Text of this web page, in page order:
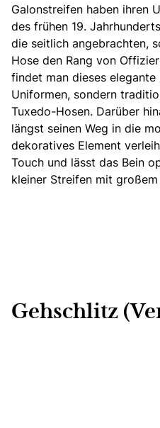
Galonstreifen haben ihren
des frühen 19.
die seitlich angebrachten,
Hose den Rang von
findet man dieses
Uniformen, sondern
Tuxedo-Hosen. Darüber
längst seinen Weg in die
dekoratives Element
Touch und lässt das Bein
kleiner Streifen mit
Gehschlitz